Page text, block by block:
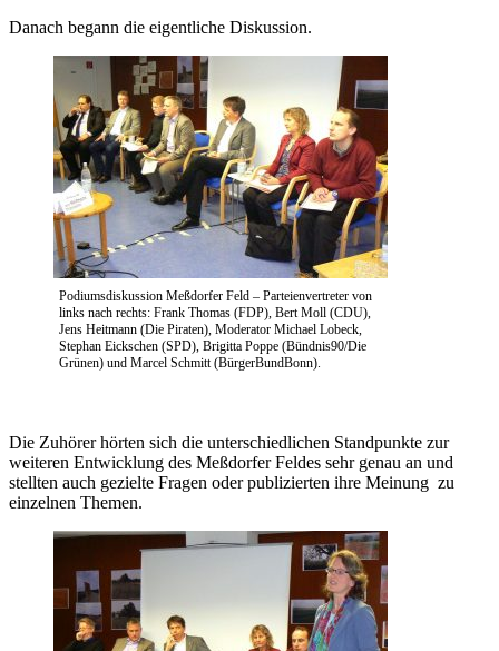
Danach begann die eigentliche Diskussion.
Podiumsdiskussion Meßdorfer Feld – Parteienvertreter von
links nach rechts: Frank Thomas (FDP), Bert Moll (CDU),
Jens Heitmann (Die Piraten), Moderator Michael Lobeck,
Stephan Eickschen (SPD), Brigitta Poppe (Bündnis90/Die
Grünen) und Marcel Schmitt (BürgerBundBonn).
Die Zuhörer hörten sich die unterschiedlichen Standpunkte zur
weiteren Entwicklung des Meßdorfer Feldes sehr genau an und
stellten auch gezielte Fragen oder publizierten ihre Meinung zu
einzelnen Themen.